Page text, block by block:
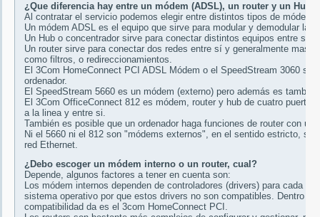
¿Que diferencia hay entre un módem (ADSL), un router y un Hub?
Al contratar el servicio podemos elegir entre distintos tipos de
Un módem ADSL es el equipo que sirve para modular y demodular la
Un Hub o concentrador sirve para conectar distintos equipos entre sí
Un router sirve para conectar dos redes entre sí y generalmente mas
como filtros, o redireccionamientos.
El 3Com HomeConnect PCI ADSL Módem o el SpeedStream 3060
ordenador.
El SpeedStream 5660 es un módem (externo) pero además es
El 3Com OfficeConnect 812 es módem, router y hub de cuatro
a la linea y entre si.
También es posible que un ordenador haga funciones de router con
Ni el 5660 ni el 812 son "módems externos", en el sentido estricto,
red Ethernet.
¿Debo escoger un módem interno o un router, cual?
Depende, algunos factores a tener en cuenta son:
Los módem internos dependen de controladores (drivers) para cada
sistema operativo por que estos drivers no son compatibles. Dentro
compatibilidad da es el 3com HomeConnect PCI.